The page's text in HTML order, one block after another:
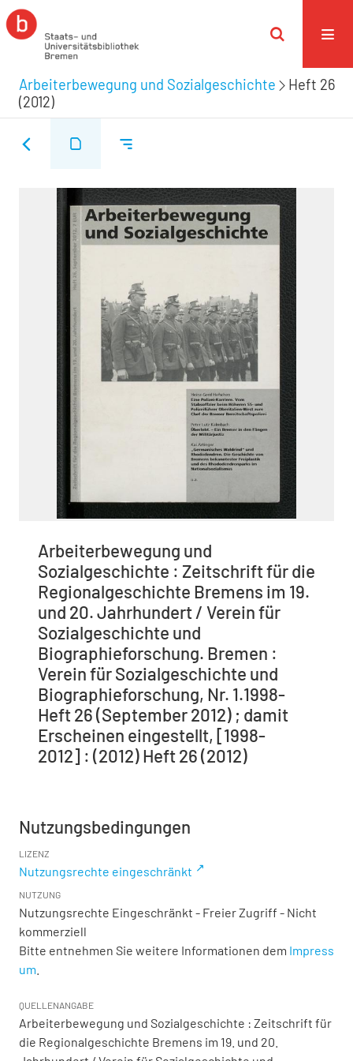
Arbeiterbewegung und Sozialgeschichte
Heft 26
(2012)
Arbeiterbewegung und
Sozialgeschichte : Zeitschrift für die
Regionalgeschichte Bremens im 19.
und 20. Jahrhundert / Verein für
Sozialgeschichte und
Biographieforschung. Bremen :
Verein für Sozialgeschichte und
Biographieforschung, Nr. 1.1998-
Heft 26 (September 2012) ; damit
Erscheinen eingestellt, [1998-
2012] : (2012) Heft 26 (2012)
Nutzungsbedingungen
LIZENZ
Nutzungsrechte eingeschränkt
NUTZUNG
Nutzungsrechte Eingeschränkt - Freier Zugriff - Nicht
kommerziell
Bitte entnehmen Sie weitere Informationen dem Impress
um
QUELLENANGABE
Arbeiterbewegung und Sozialgeschichte : Zeitschrift für
die Regionalgeschichte Bremens im 19. und 20.